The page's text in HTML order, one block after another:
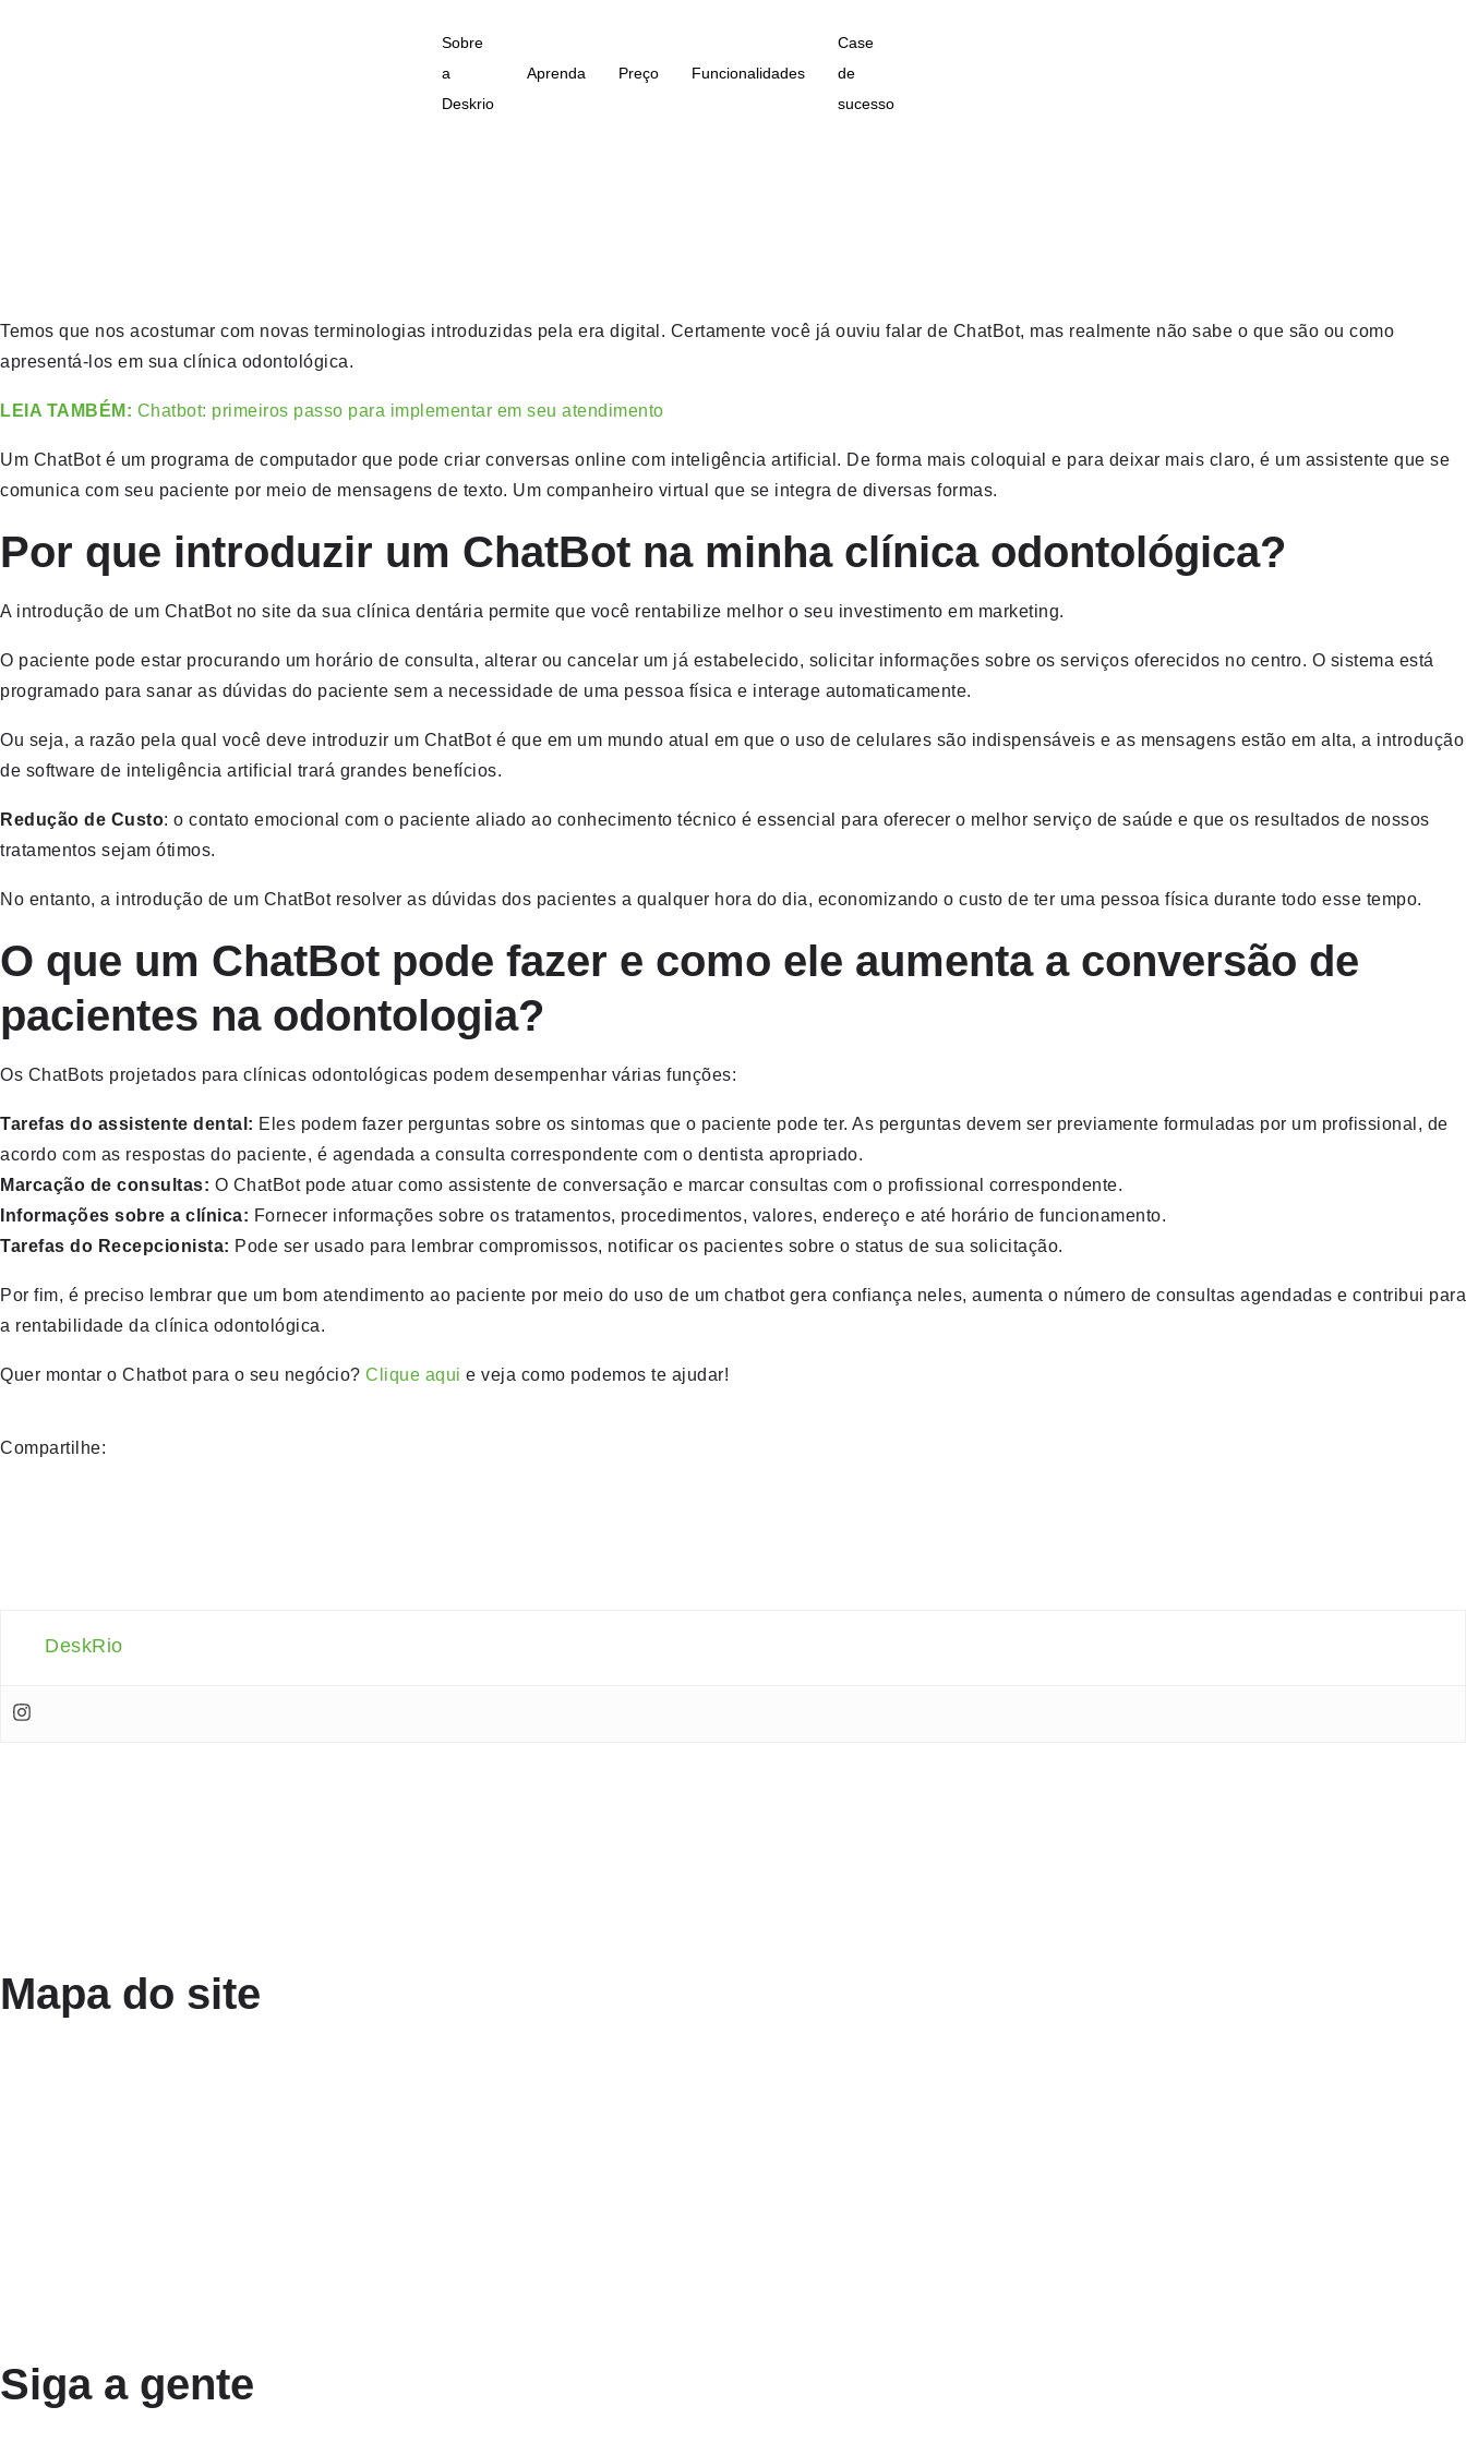
Sobre
a
Deskrio
Aprenda Preço Funcionalidades
Case
de
sucesso
Temos que nos acostumar com novas terminologias introduzidas pela era digital. Certamente você já ouviu falar de ChatBot, mas realmente não sabe o que são ou como
apresentá-los em sua clínica odontológica.
LEIA TAMBÉM: Chatbot: primeiros passo para implementar em seu atendimento
Um ChatBot é um programa de computador que pode criar conversas online com inteligência artificial. De forma mais coloquial e para deixar mais claro, é um assistente que se
comunica com seu paciente por meio de mensagens de texto. Um companheiro virtual que se integra de diversas formas.
Por que introduzir um ChatBot na minha clínica odontológica?
A introdução de um ChatBot no site da sua clínica dentária permite que você rentabilize melhor o seu investimento em marketing.
O paciente pode estar procurando um horário de consulta, alterar ou cancelar um já estabelecido, solicitar informações sobre os serviços oferecidos no centro. O sistema está
programado para sanar as dúvidas do paciente sem a necessidade de uma pessoa física e interage automaticamente.
Ou seja, a razão pela qual você deve introduzir um ChatBot é que em um mundo atual em que o uso de celulares são indispensáveis e as mensagens estão em alta, a introdução
de software de inteligência artificial trará grandes benefícios.
Redução de Custo: o contato emocional com o paciente aliado ao conhecimento técnico é essencial para oferecer o melhor serviço de saúde e que os resultados de nossos
tratamentos sejam ótimos.
No entanto, a introdução de um ChatBot resolver as dúvidas dos pacientes a qualquer hora do dia, economizando o custo de ter uma pessoa física durante todo esse tempo.
O que um ChatBot pode fazer e como ele aumenta a conversão de
pacientes na odontologia?
Os ChatBots projetados para clínicas odontológicas podem desempenhar várias funções:
Tarefas do assistente dental: Eles podem fazer perguntas sobre os sintomas que o paciente pode ter. As perguntas devem ser previamente formuladas por um profissional, de
acordo com as respostas do paciente, é agendada a consulta correspondente com o dentista apropriado.
Marcação de consultas: O ChatBot pode atuar como assistente de conversação e marcar consultas com o profissional correspondente.
Informações sobre a clínica: Fornecer informações sobre os tratamentos, procedimentos, valores, endereço e até horário de funcionamento.
Tarefas do Recepcionista: Pode ser usado para lembrar compromissos, notificar os pacientes sobre o status de sua solicitação.
Por fim, é preciso lembrar que um bom atendimento ao paciente por meio do uso de um chatbot gera confiança neles, aumenta o número de consultas agendadas e contribui para
a rentabilidade da clínica odontológica.
Quer montar o Chatbot para o seu negócio? Clique aqui e veja como podemos te ajudar!
Compartilhe:
DeskRio
Mapa do site
Siga a gente